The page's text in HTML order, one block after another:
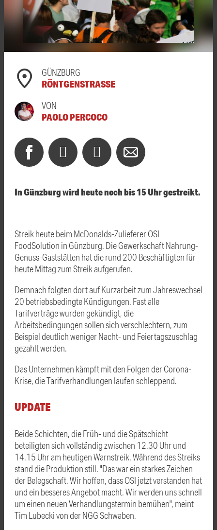
GÜNZBURG
RÖNTGENSTRASSE
VON
PAOLO PERCOCO
In Günzburg wird heute noch bis 15 Uhr gestreikt.
Streik heute beim McDonalds-Zulieferer OSI
FoodSolution in Günzburg. Die Gewerkschaft Nahrung-
Genuss-Gaststätten hat die rund 200 Beschäftigten für
heute Mittag zum Streik aufgerufen.
Demnach folgten dort auf Kurzarbeit zum Jahreswechsel
20 betriebsbedingte Kündigungen. Fast alle
Tarifverträge wurden gekündigt, die
Arbeitsbedingungen sollen sich verschlechtern, zum
Beispiel deutlich weniger Nacht- und Feiertagszuschlag
gezahlt werden.
Das Unternehmen kämpft mit den Folgen der Corona-
Krise, die Tarifverhandlungen laufen schleppend.
UPDATE
Beide Schichten, die Früh- und die Spätschicht
beteiligten sich vollständig zwischen 12.30 Uhr und
14.15 Uhr am heutigen Warnstreik. Während des Streiks
stand die Produktion still. "Das war ein starkes Zeichen
der Belegschaft. Wir hoffen, dass OSI jetzt verstanden hat
und ein besseres Angebot macht. Wir werden uns schnell
um einen neuen Verhandlungstermin bemühen", meint
Tim Lubecki von der NGG Schwaben.